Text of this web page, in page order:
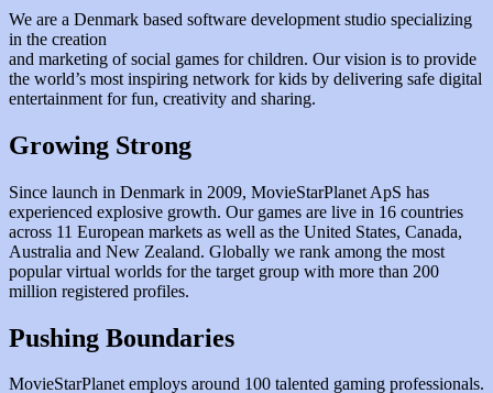
We are a Denmark based software development studio specializing
in the creation
and marketing of social games for children. Our vision is to provide
the world’s most inspiring network for kids by delivering safe digital
entertainment for fun, creativity and sharing.
Growing Strong
Since launch in Denmark in 2009, MovieStarPlanet ApS has
experienced explosive growth. Our games are live in 16 countries
across 11 European markets as well as the United States, Canada,
Australia and New Zealand. Globally we rank among the most
popular virtual worlds for the target group with more than 200
million registered profiles.
Pushing Boundaries
MovieStarPlanet employs around 100 talented gaming professionals.